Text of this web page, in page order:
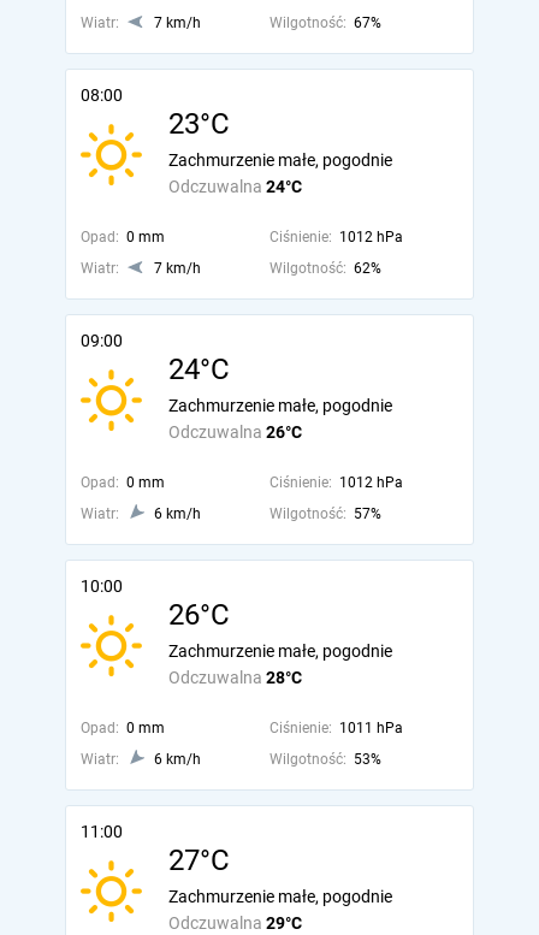
Wiatr: 7 km/h Wilgotność: 67%
08:00
23°C
Odczuwalna 24°C
Zachmurzenie małe, pogodnie
Opad: 0 mm Ciśnienie: 1012 hPa
Wiatr:
7 km/h Wilgotność: 62%
09:00
24°C
Odczuwalna 26°C
Zachmurzenie małe, pogodnie
Opad: 0 mm Ciśnienie: 1012 hPa
Wiatr:
6 km/h Wilgotność: 57%
10:00
26°C
Odczuwalna 28°C
Zachmurzenie małe, pogodnie
Opad: 0 mm Ciśnienie: 1011 hPa
Wiatr:
6 km/h Wilgotność: 53%
11:00
27°C
Odczuwalna 29°C
Zachmurzenie małe, pogodnie